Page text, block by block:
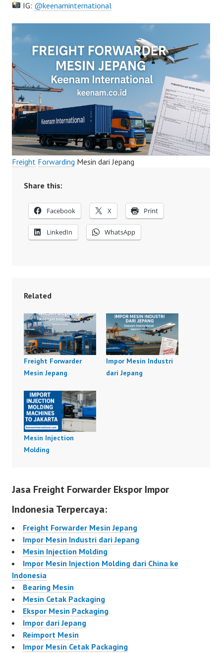
IG: @keenaminternational
Freight Forwarding Mesin dari Jepang
Share this:
Facebook X Print
LinkedIn WhatsApp
Related
Freight Forwarder
Mesin Jepang
Impor Mesin Industri
dari Jepang
Mesin Injection
Molding
Jasa Freight Forwarder Ekspor Impor
Indonesia Terpercaya:
Freight Forwarder Mesin Jepang
Impor Mesin Industri dari Jepang
Mesin Injection Molding
Impor Mesin Injection Molding dari China ke
Indonesia
Bearing Mesin
Mesin Cetak Packaging
Ekspor Mesin Packaging
Impor dari Jepang
Reimport Mesin
Impor Mesin Cetak Packaging